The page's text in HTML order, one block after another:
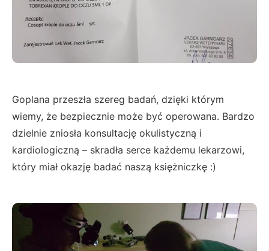
Goplana przeszła szereg badań, dzięki którym
wiemy, że bezpiecznie może być operowana. Bardzo
dzielnie zniosła konsultację okulistyczną i
kardiologiczną – skradła serce każdemu lekarzowi,
który miał okazję badać naszą księżniczkę :)